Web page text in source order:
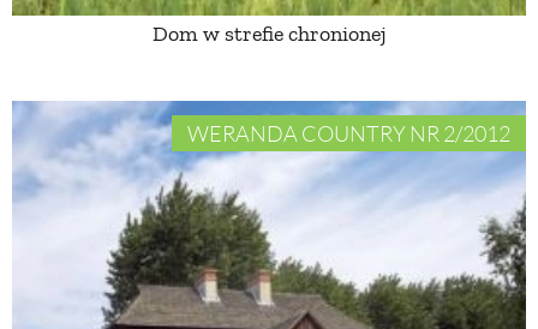
Dom w strefie chronionej
WERANDA COUNTRY NR 2/2012